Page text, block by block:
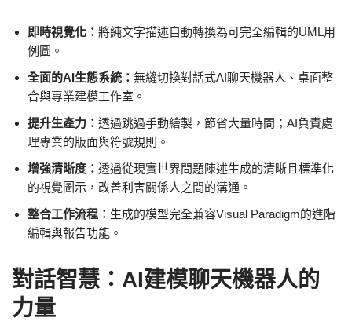
即時視覺化： 將純文字描述自動轉換為可完全編輯的UML用
例圖。
全面的AI生態系統： 無縫切換對話式AI聊天機器人、桌面整
合與專業建模工作室。
提升生產力： 透過跳過手動繪製，節省大量時間；AI負責處
理專業的版面與符號規則。
增強清晰度： 透過從現實世界問題陳述生成的清晰且標準化
的視覺圖示，改善利害關係人之間的溝通。
整合工作流程： 生成的模型完全兼容Visual Paradigm的進階
編輯與報告功能。
對話智慧：AI建模聊天機器人的
力量